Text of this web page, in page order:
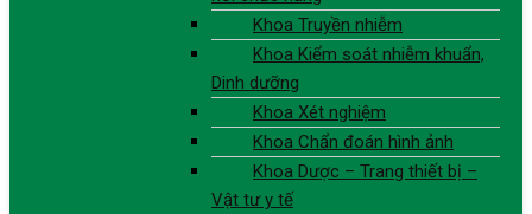
Khoa Truyền nhiễm
Khoa Kiểm soát nhiễm khuẩn,
Dinh dưỡng
Khoa Xét nghiệm
Khoa Chẩn đoán hình ảnh
Khoa Dược – Trang thiết bị –
Vật tư y tế